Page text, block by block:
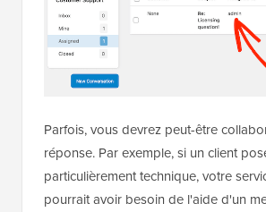
Parfois, vous devrez peut-être
réponse. Par exemple, si un client
particulièrement technique, votre
pourrait avoir besoin de l'aide d'un